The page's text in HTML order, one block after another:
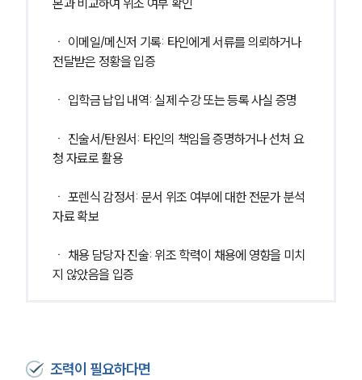
본과 비교하여 위조 여부 확인
ㆍ 이메일/메신저 기록: 타인에게 서류를 의뢰하거나
전달받은 정황을 입증
ㆍ 입학금 납입 내역: 실제 수강 또는 등록 사실 증명
ㆍ 진술서/탄원서: 타인의 책임을 증명하거나 선처 요
청 자료로 활용
ㆍ 포렌식 감정서: 문서 위조 여부에 대한 전문가 분석
자료 확보
ㆍ 채용 담당자 진술: 위조 학력이 채용에 영향을 미치
지 않았음을 입증
조력이 필요하다면